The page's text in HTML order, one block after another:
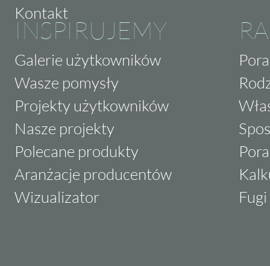
Kontakt
INSPIRUJEMY
Galerie użytkowników
Wasze pomysły
Projekty użytkowników
Nasze projekty
Polecane produkty
Aranżacje producentów
Wizualizator